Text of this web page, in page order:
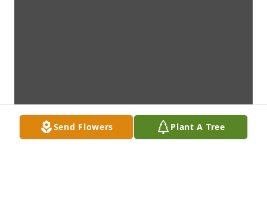
Send Flowers Plant A Tree